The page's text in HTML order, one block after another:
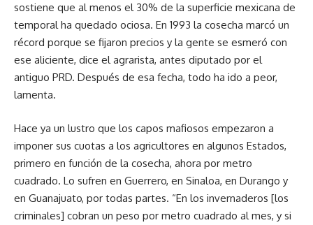
sostiene que al menos el 30% de la superficie mexicana de
temporal ha quedado ociosa. En 1993 la cosecha marcó un
récord porque se fijaron precios y la gente se esmeró con
ese aliciente, dice el agrarista, antes diputado por el
antiguo PRD. Después de esa fecha, todo ha ido a peor,
lamenta.
Hace ya un lustro que los capos mafiosos empezaron a
imponer sus cuotas a los agricultores en algunos Estados,
primero en función de la cosecha, ahora por metro
cuadrado. Lo sufren en Guerrero, en Sinaloa, en Durango y
en Guanajuato, por todas partes. “En los invernaderos [los
criminales] cobran un peso por metro cuadrado al mes, y si